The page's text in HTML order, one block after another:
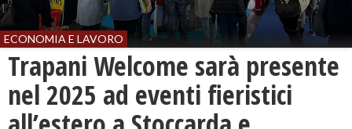
ECONOMIA E LAVORO
Trapani Welcome sarà presente
nel 2025 ad eventi fieristici